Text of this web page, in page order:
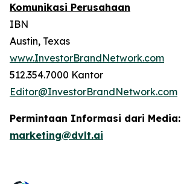
Komunikasi Perusahaan
IBN
Austin, Texas
www.InvestorBrandNetwork.com
512.354.7000 Kantor
Editor@InvestorBrandNetwork.com
Permintaan Informasi dari Media:
marketing@dvlt.ai